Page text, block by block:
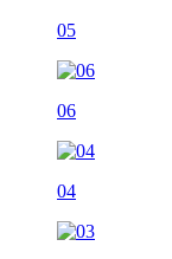
05
06
04